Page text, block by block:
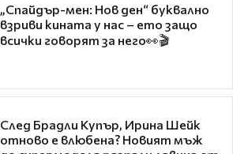
„Спайдър-мен: Нов ден“ буквално
взриви кината у нас – ето защо
всички говорят за него👀🎬
След Брадли Купър, Ирина Шейк
отново е влюбена? Новият мъж